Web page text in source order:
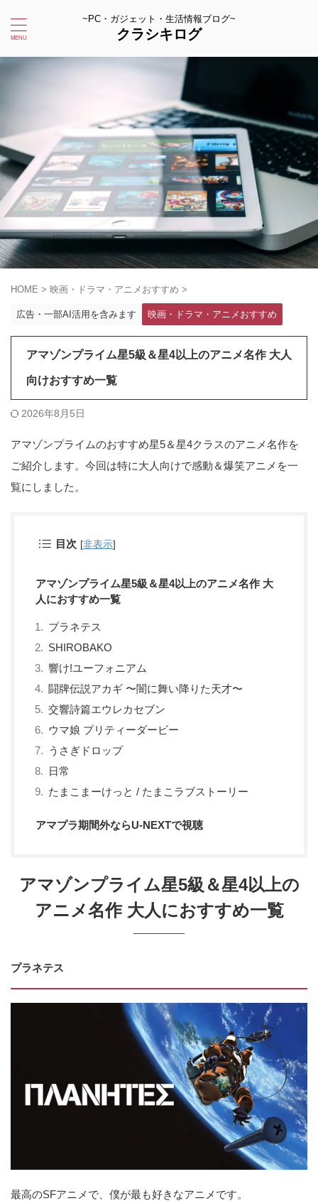
~PC・ガジェット・生活情報ブログ~
クラシキログ
HOME > 映画・ドラマ・アニメおすすめ >
広告・一部AI活用を含みます 映画・ドラマ・アニメおすすめ
アマゾンプライム星5級＆星4以上のアニメ名作 大人
向けおすすめ一覧
2026年8月5日
アマゾンプライムのおすすめ星5＆星4クラスのアニメ名作を
ご紹介します。今回は特に大人向けで感動＆爆笑アニメを一
覧にしました。
目次 [非表示]
アマゾンプライム星5級＆星4以上のアニメ名作 大
人におすすめ一覧
プラネテス
SHIROBAKO
響け!ユーフォニアム
闘牌伝説アカギ 〜闇に舞い降りた天才〜
交響詩篇エウレカセブン
ウマ娘 プリティーダービー
うさぎドロップ
日常
たまこまーけっと / たまこラブストーリー
アマプラ期間外ならU-NEXTで視聴
アマゾンプライム星5級＆星4以上の
アニメ名作 大人におすすめ一覧
プラネテス
最高のSFアニメで、僕が最も好きなアニメです。